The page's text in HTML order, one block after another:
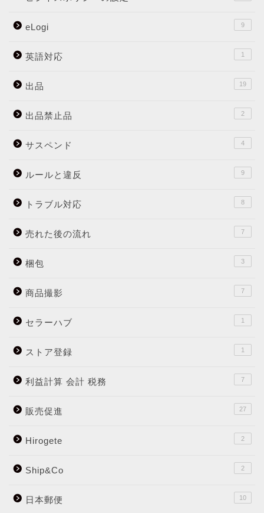
eLogi 9
英語対応 1
出品 19
出品禁止品 2
サスペンド 4
ルールと違反 9
トラブル対応 8
売れた後の流れ 7
梱包 3
商品撮影 7
セラーハブ 1
ストア登録 1
利益計算 会計 税務 7
販売促進 27
Hirogete 2
Ship&Co 2
日本郵便 10